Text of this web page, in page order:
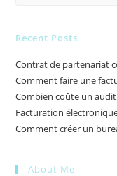
Recent Posts
Contrat de partenariat
Comment faire une
Combien coûte un
Facturation
Comment créer un
About Me